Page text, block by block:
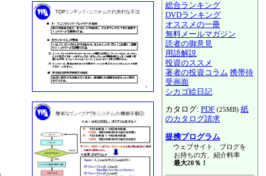
総合ランキング
DVDランキング
オススメの一冊
無料メールマガジン
読者の御意見
用語解説
投資のススメ
著者の投資コラム 携帯待
受画面
シカゴ絵日記
カタログ: PDF (25MB) 紙
のカタログ請求
提携プログラム
ウェブサイト、ブログを
お持ちの方、紹介料率
最大20％！